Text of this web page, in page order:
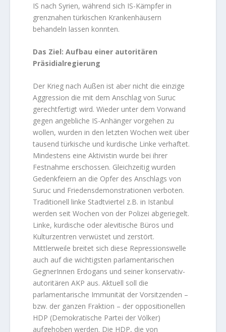
IS nach Syrien, während sich IS-Kämpfer in
grenznahen türkischen Krankenhäusern
behandeln lassen konnten.
Das Ziel: Aufbau einer autoritären
Präsidialregierung
Der Krieg nach Außen ist aber nicht die einzige
Aggression die mit dem Anschlag von Suruc
gerechtfertigt wird. Wieder unter dem Vorwand
gegen angebliche IS-Anhänger vorgehen zu
wollen, wurden in den letzten Wochen weit über
tausend türkische und kurdische Linke verhaftet.
Mindestens eine Aktivistin wurde bei ihrer
Festnahme erschossen. Gleichzeitig wurden
Gedenkfeiern an die Opfer des Anschlags von
Suruc und Friedensdemonstrationen verboten.
Traditionell linke Stadtviertel z.B. in Istanbul
werden seit Wochen von der Polizei abgeriegelt.
Linke, kurdische oder alevitische Büros und
Kulturzentren verwüstet und zerstört.
Mittlerweile breitet sich diese Repressionswelle
auch auf die wichtigsten parlamentarischen
GegnerInnen Erdogans und seiner konservativ-
autoritären AKP aus. Aktuell soll die
parlamentarische Immunität der Vorsitzenden –
bzw. der ganzen Fraktion – der oppositionellen
HDP (Demokratische Partei der Völker)
aufgehoben werden. Die HDP, die von